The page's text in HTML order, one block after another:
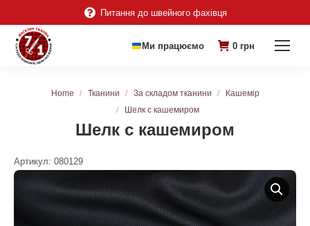
Питання до швейного фахівця
Ми працюємо 0 грн
Шелк с кашемиром
You are here:
Home Тканини За складом тканини
Кашемір
Шелк с кашемиром
Артикул: 080129